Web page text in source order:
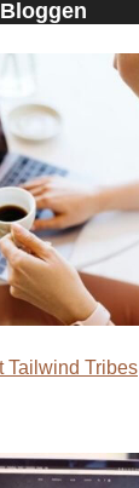
Bloggen
Tailwind Tribes